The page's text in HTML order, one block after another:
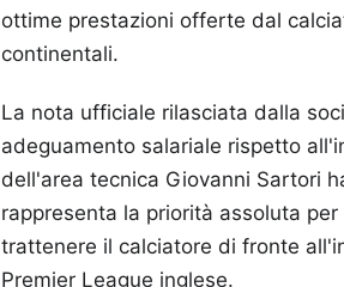
ottime prestazioni offerte dal
continentali.
La nota ufficiale rilasciata dalla
adeguamento salariale rispetto
dell'area tecnica Giovanni Sartori
rappresenta la priorità assoluta
trattenere il calciatore di fronte
Premier League inglese.